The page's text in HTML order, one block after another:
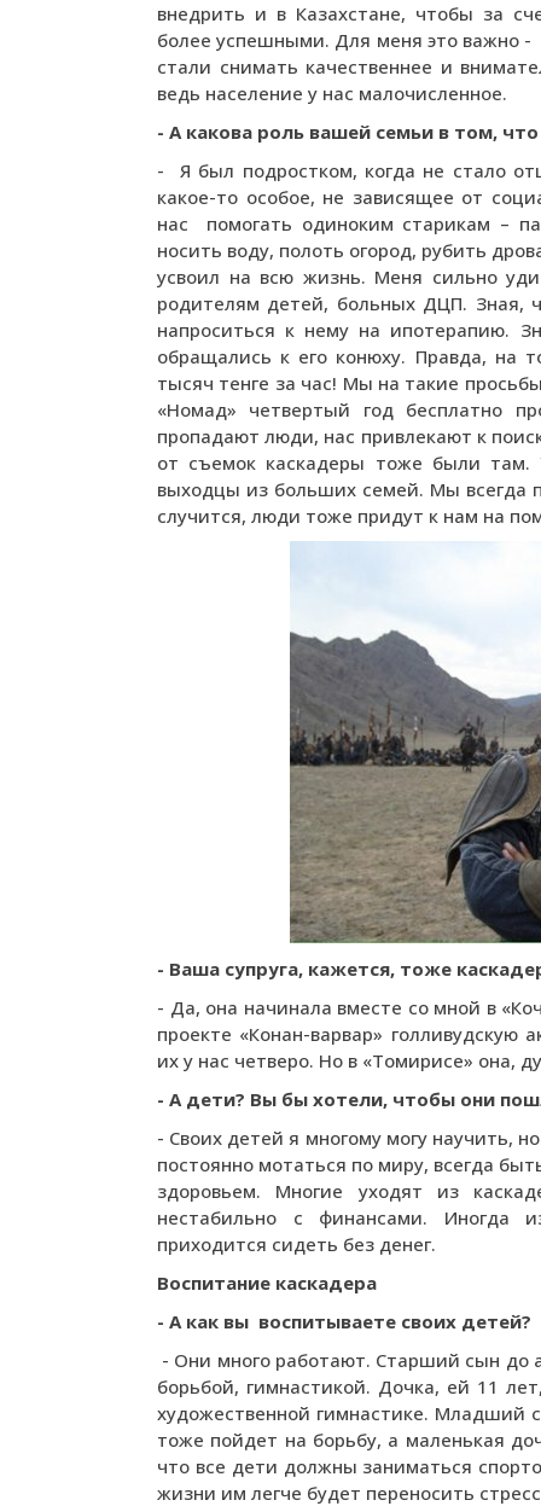
внедрить и в Казахстане, чтобы за
более успешными. Для меня это важно -
стали снимать качественнее и
ведь население у нас малочисленное.
- А какова роль вашей семьи в том,
- Я был подростком, когда не стало
какое-то особое, не зависящее от
нас помогать одиноким старикам –
носить воду, полоть огород, рубить
усвоил на всю жизнь. Меня сильно
родителям детей, больных ДЦП. Зная,
напроситься к нему на ипотерапию.
обращались к его конюху. Правда, на
тысяч тенге за час! Мы на такие
«Номад» четвертый год бесплатно
пропадают люди, нас привлекают к
от съемок каскадеры тоже были там.
выходцы из больших семей. Мы всегда
случится, люди тоже придут к нам на
- Ваша супруга, кажется, тоже
- Да, она начинала вместе со мной в
проекте «Конан-варвар»
их у нас четверо. Но в «Томирисе» она,
- А дети? Вы бы хотели, чтобы они
- Своих детей я многому могу научить,
постоянно мотаться по миру, всегда
здоровьем. Многие уходят из
нестабильно с финансами. Иногда
приходится сидеть без денег.
Воспитание каскадера
- А как вы воспитываете своих детей?
- Они много работают. Старший сын до
борьбой, гимнастикой. Дочка, ей 11
художественной гимнастике. Младший
тоже пойдет на борьбу, а маленькая
что все дети должны заниматься
жизни им легче будет переносить